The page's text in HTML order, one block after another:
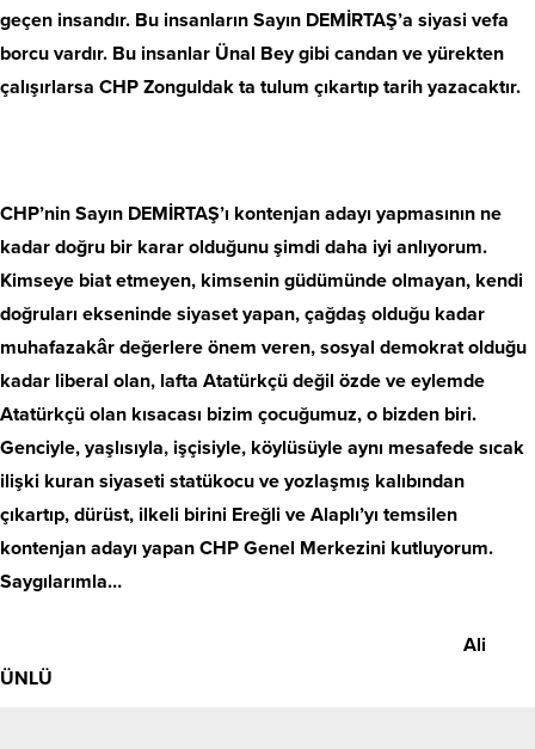
geçen insandır. Bu insanların Sayın DEMİRTAŞ’a siyasi vefa
borcu vardır. Bu insanlar Ünal Bey gibi candan ve yürekten
çalışırlarsa CHP Zonguldak ta tulum çıkartıp tarih yazacaktır.
CHP’nin Sayın DEMİRTAŞ’ı kontenjan adayı yapmasının ne
kadar doğru bir karar olduğunu şimdi daha iyi anlıyorum.
Kimseye biat etmeyen, kimsenin güdümünde olmayan, kendi
doğruları ekseninde siyaset yapan, çağdaş olduğu kadar
muhafazakâr değerlere önem veren, sosyal demokrat olduğu
kadar liberal olan, lafta Atatürkçü değil özde ve eylemde
Atatürkçü olan kısacası bizim çocuğumuz, o bizden biri.
Genciyle, yaşlısıyla, işçisiyle, köylüsüyle aynı mesafede sıcak
ilişki kuran siyaseti statükocu ve yozlaşmış kalıbından
çıkartıp, dürüst, ilkeli birini Ereğli ve Alaplı’yı temsilen
kontenjan adayı yapan CHP Genel Merkezini kutluyorum.
Saygılarımla…
Ali
ÜNLÜ